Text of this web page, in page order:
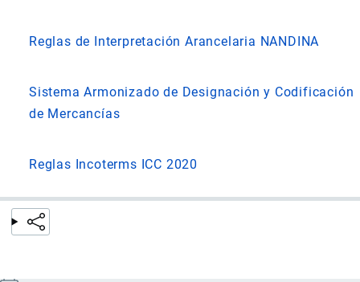
Reglas de Interpretación Arancelaria NANDINA
Sistema Armonizado de Designación y Codificación
de Mercancías
Reglas Incoterms ICC 2020